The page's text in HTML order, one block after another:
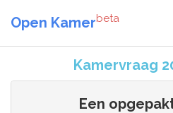
Open Kamerbeta
Kamervraag
Een